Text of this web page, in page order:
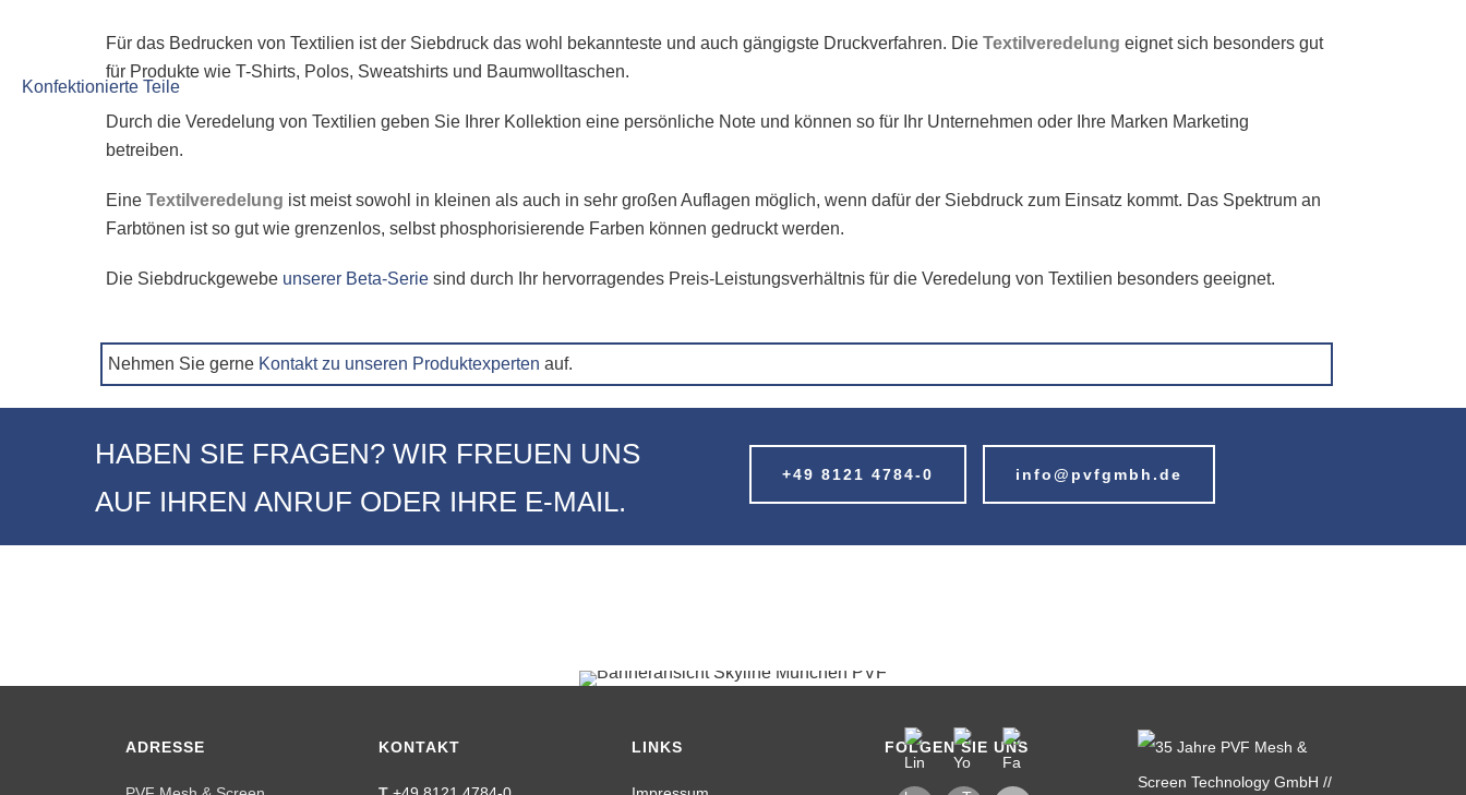
Für das Bedrucken von Textilien ist der Siebdruck das wohl bekannteste und auch gängigste Druckverfahren. Die Textilveredelung eignet sich besonders gut
für Produkte wie T-Shirts, Polos, Sweatshirts und Baumwolltaschen.
Durch die Veredelung von Textilien geben Sie Ihrer Kollektion eine persönliche Note und können so für Ihr Unternehmen oder Ihre Marken Marketing
betreiben.
Eine Textilveredelung ist meist sowohl in kleinen als auch in sehr großen Auflagen möglich, wenn dafür der Siebdruck zum Einsatz kommt. Das Spektrum an
Farbtönen ist so gut wie grenzenlos, selbst phosphorisierende Farben können gedruckt werden.
Die Siebdruckgewebe unserer Beta-Serie sind durch Ihr hervorragendes Preis-Leistungsverhältnis für die Veredelung von Textilien besonders geeignet.
Nehmen Sie gerne Kontakt zu unseren Produktexperten auf.
HABEN SIE FRAGEN? WIR FREUEN UNS
AUF IHREN ANRUF ODER IHRE E-MAIL.
+49 8121 4784-0 info@pvfgmbh.de
ADRESSE KONTAKT LINKS FOLGEN SIE UNS